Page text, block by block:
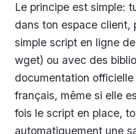
Le principe est simple:
dans ton espace client,
simple script en ligne
wget) ou avec des
documentation
français, même si elle
fois le script en place,
automatiquement une